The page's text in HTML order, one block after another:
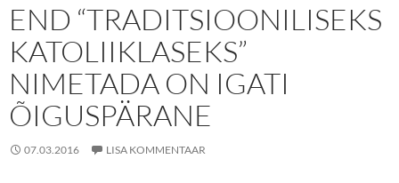
END “TRADITSIOONILISEKS
KATOLIIKLASEKS”
NIMETADA ON IGATI
ÕIGUSPÄRANE
07.03.2016 LISA KOMMENTAAR